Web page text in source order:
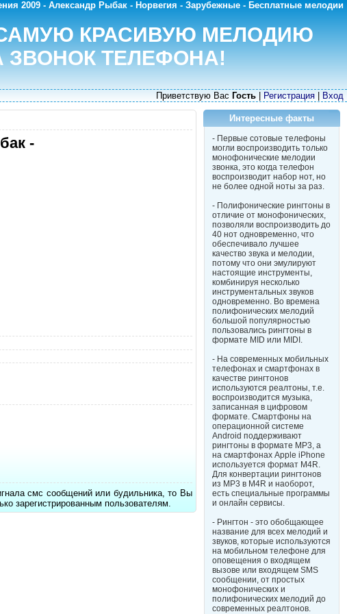
2009 - Александр Рыбак - Норвегия - Зарубежные - Бесплатные мелодии
КРАСИВУЮ МЕЛОДИЮ
ЗВОНОК ТЕЛЕФОНА!
Приветствую Вас Гость Регистрация Вход
-
смс сообщений или будильника, то Вы
зарегистрированным пользователям.
Интересные факты
- Первые сотовые телефоны
могли воспроизводить только
монофонические мелодии
звонка, это когда телефон
воспроизводит набор нот, но
не более одной ноты за раз.
- Полифонические рингтоны в
отличие от монофонических,
позволяли воспроизводить до
40 нот одновременно, что
обеспечивало лучшее
качество звука и мелодии,
потому что они эмулируют
настоящие инструменты,
комбинируя несколько
инструментальных звуков
одновременно. Во времена
полифонических мелодий
большой популярностью
пользовались рингтоны в
формате MID или MIDI.
- На современных мобильных
телефонах и смартфонах в
качестве рингтонов
используются реалтоны, т.е.
воспроизводится музыка,
записанная в цифровом
формате. Смартфоны на
операционной системе
Android поддерживают
рингтоны в формате MP3, а
на смартфонах Apple iPhone
используется формат M4R.
Для конвертации рингтонов
из MP3 в M4R и наоборот,
есть специальные программы
и онлайн сервисы.
- Рингтон - это обобщающее
название для всех мелодий и
звуков, которые используются
на мобильном телефоне для
оповещения о входящем
вызове или входящем SMS
сообщении, от простых
монофонических и
полифонических мелодий до
современных реалтонов.